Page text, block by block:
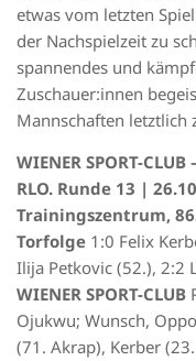
etwas vom letzten
der Nachspielzeit zu
spannendes und
Zuschauer:innen
Mannschaften letztlich
WIENER SPORT-
RLO. Runde 13 |
Trainingszentrum,
Torfolge 1:0 Felix
Ilija Petkovic (52.), 2:2
WIENER SPORT-CLUB
Ojukwu; Wunsch,
(71. Akrap), Kerber